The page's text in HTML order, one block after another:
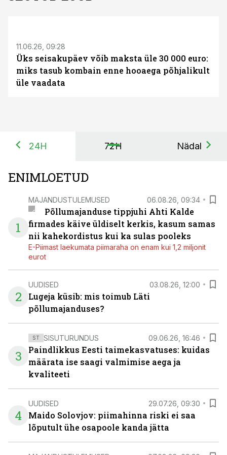
11.06.26, 09:28
Üks seisakupäev võib maksta üle 30 000 euro:
miks tasub kombain enne hooaega põhjalikult
üle vaadata
24H 72H Nädal
ENIMLOETUD
1
MAJANDUSTULEMUSED 06.08.26, 09:34
Põllumajanduse tippjuhi Ahti Kalde
firmades käive üldiselt kerkis, kasum samas
nii kahekordistus kui ka sulas pooleks
E-Piimast laekumata piimaraha on enam kui 1,2 miljonit
eurot
2
UUDISED 03.08.26, 12:00
Lugeja küsib: mis toimub Läti
põllumajanduses?
3
ST SISUTURUNDUS 09.06.26, 16:46
Paindlikkus Eesti taimekasvatuses: kuidas
määrata ise saagi valmimise aega ja
kvaliteeti
4
UUDISED 29.07.26, 09:30
Maido Solovjov: piimahinna riski ei saa
lõputult ühe osapoole kanda jätta